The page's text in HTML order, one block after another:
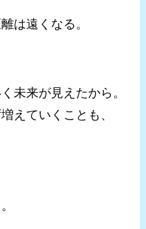
は遠くなる。
未来が見えたから。
えていくことも、